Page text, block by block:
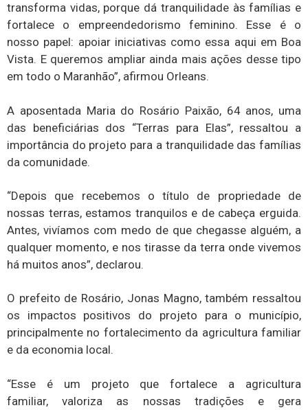
transforma vidas, porque dá tranquilidade às famílias e
fortalece o empreendedorismo feminino. Esse é o
nosso papel: apoiar iniciativas como essa aqui em Boa
Vista. E queremos ampliar ainda mais ações desse tipo
em todo o Maranhão”, afirmou Orleans.
A aposentada Maria do Rosário Paixão, 64 anos, uma
das beneficiárias dos “Terras para Elas”, ressaltou a
importância do projeto para a tranquilidade das famílias
da comunidade.
“Depois que recebemos o título de propriedade de
nossas terras, estamos tranquilos e de cabeça erguida.
Antes, vivíamos com medo de que chegasse alguém, a
qualquer momento, e nos tirasse da terra onde vivemos
há muitos anos”, declarou.
O prefeito de Rosário, Jonas Magno, também ressaltou
os impactos positivos do projeto para o município,
principalmente no fortalecimento da agricultura familiar
e da economia local.
“Esse é um projeto que fortalece a agricultura
familiar, valoriza as nossas tradições e gera